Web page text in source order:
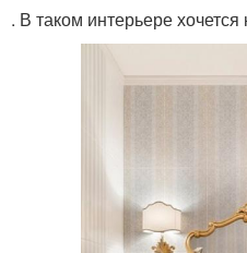
. В таком интерьере хочется